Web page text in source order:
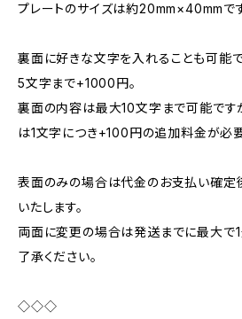
プレートのサイズは約20mm×40mmです
裏面に好きな文字を入れることも可能で
5文字まで+1000円。
裏面の内容は最大10文字まで可能です
は1文字につき+100円の追加料金が必要
表面のみの場合は代金のお支払い確定
いたします。
両面に変更の場合は発送までに最大で
了承ください。
◇◇◇